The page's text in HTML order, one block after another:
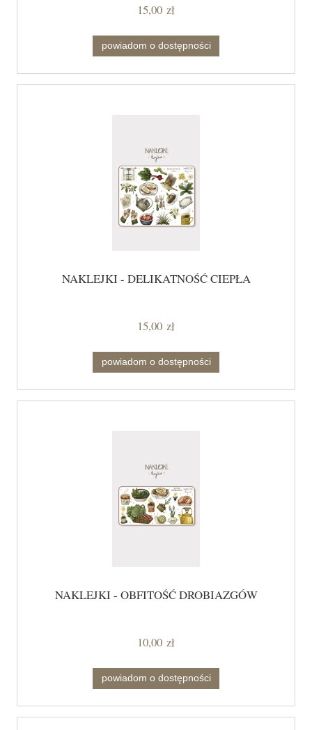
15,00 zł
powiadom o dostępności
NAKLEJKI - DELIKATNOŚĆ CIEPŁA
15,00 zł
powiadom o dostępności
NAKLEJKI - OBFITOŚĆ DROBIAZGÓW
10,00 zł
powiadom o dostępności